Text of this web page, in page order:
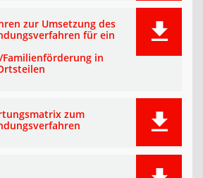
zur Umsetzung des
für ein
in
zum